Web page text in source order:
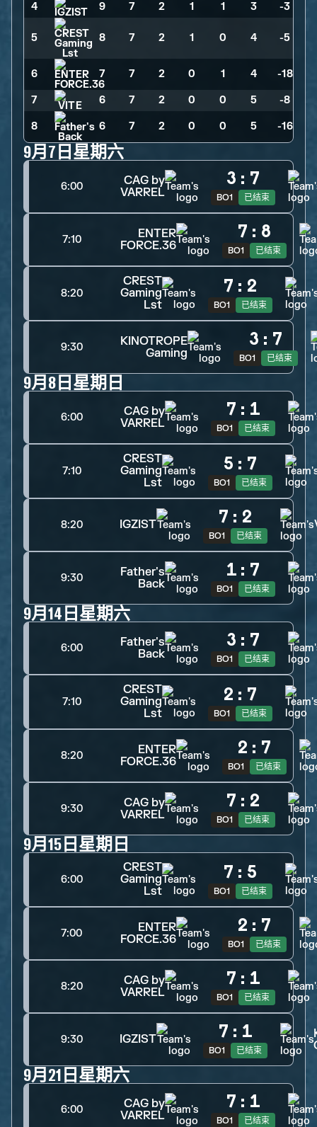
4 9 7 2 1 1 3 -3
5 8 7 2 1 0 4 -5
6 7 7 2 0 1 4 -18
7 6 7 2 0 0 5 -8
8 6 7 2 0 0 5 -16
9月7日星期六
6:00
CAG by
VARREL
3 : 7
BO1 已结束
7:10
ENTER
FORCE.36
7 : 8
BO1 已结束
8:20
CREST
Gaming
Lst
7 : 2
BO1 已结束
9:30
KINOTROPE
Gaming
3 : 7
BO1 已结束
9月8日星期日
6:00
CAG by
VARREL
7 : 1
BO1 已结束
7:10
CREST
Gaming
Lst
5 : 7
BO1 已结束
8:20 IGZIST 7 : 2
BO1 已结束
9:30
Father's
Back
1 : 7
BO1 已结束
9月14日星期六
6:00
Father's
Back
3 : 7
BO1 已结束
7:10
CREST
Gaming
Lst
2 : 7
BO1 已结束
8:20
ENTER
FORCE.36
2 : 7
BO1 已结束
9:30
CAG by
VARREL
7 : 2
BO1 已结束
9月15日星期日
6:00
CREST
Gaming
Lst
7 : 5
BO1 已结束
7:00
ENTER
FORCE.36
2 : 7
BO1 已结束
8:20
CAG by
VARREL
7 : 1
BO1 已结束
9:30 IGZIST 7 : 1
BO1 已结束
9月21日星期六
6:00
CAG by
VARREL
7 : 1
BO1 已结束